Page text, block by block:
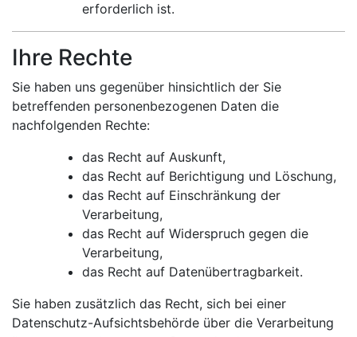
erforderlich ist.
Ihre Rechte
Sie haben uns gegenüber hinsichtlich der Sie
betreffenden personenbezogenen Daten die
nachfolgenden Rechte:
das Recht auf Auskunft,
das Recht auf Berichtigung und Löschung,
das Recht auf Einschränkung der
Verarbeitung,
das Recht auf Widerspruch gegen die
Verarbeitung,
das Recht auf Datenübertragbarkeit.
Sie haben zusätzlich das Recht, sich bei einer
Datenschutz-Aufsichtsbehörde über die Verarbeitung